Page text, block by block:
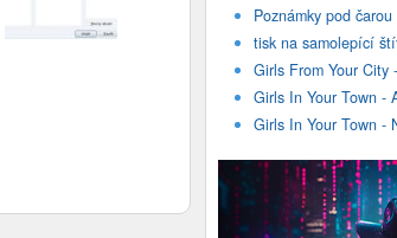
Poznámky pod
tisk na samolepící
Girls From Your City
Girls In Your Town -
Girls In Your Town -